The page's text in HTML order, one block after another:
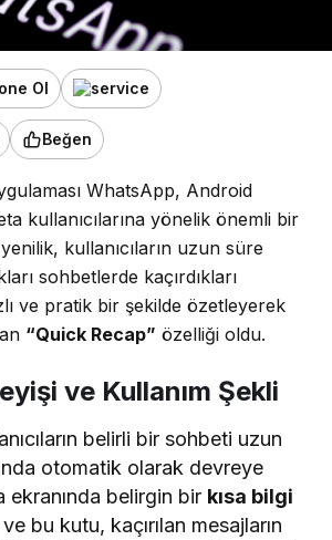
Ol
Beğen
WhatsApp, Android
kullanıcılarına yönelik önemli bir
kullanıcıların uzun süre
sohbetlerde kaçırdıkları
ve pratik bir şekilde özetleyerek
“Quick Recap” özelliği oldu.
ve Kullanım Şekli
belirli bir sohbeti uzun
otomatik olarak devreye
ekranında belirgin bir kısa bilgi
bu kutu, kaçırılan mesajların